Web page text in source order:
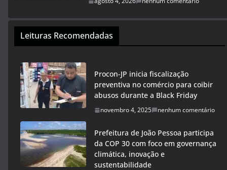
Leituras Recomendadas
Procon-JP inicia fiscalização
preventiva no comércio para coibir
abusos durante a Black Friday
novembro 4, 2025 nenhum comentário
Prefeitura de João Pessoa participa
da COP 30 com foco em governança
climática, inovação e
sustentabilidade